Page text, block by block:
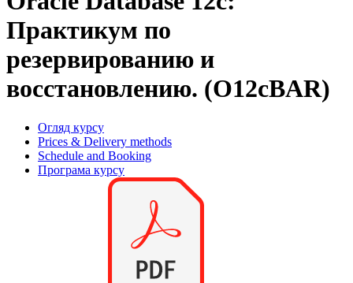
Практикум по
резервированию и
восстановлению. (O12сBAR)
Огляд курсу
Prices & Delivery methods
Schedule and Booking
Програма курсу